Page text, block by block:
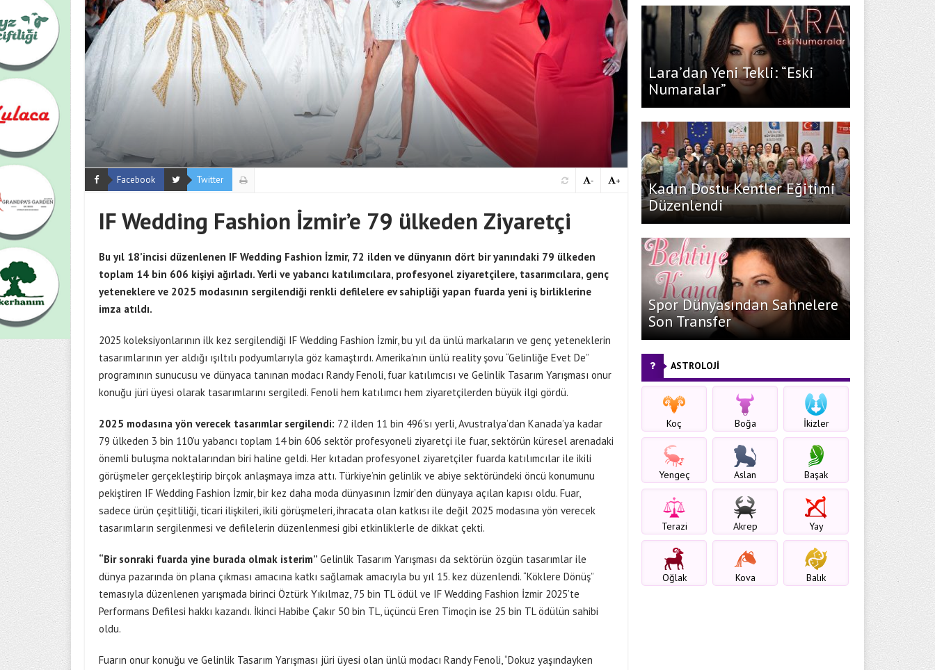
Facebook Twitter +
-
IF Wedding Fashion İzmir’e 79 ülkeden Ziyaretçi
Bu yıl 18’incisi düzenlenen IF Wedding Fashion İzmir, 72 ilden ve dünyanın dört bir yanındaki 79 ülkeden
toplam 14 bin 606 kişiyi ağırladı. Yerli ve yabancı katılımcılara, profesyonel ziyaretçilere, tasarımcılara, genç
yeteneklere ve 2025 modasının sergilendiği renkli defilelere ev sahipliği yapan fuarda yeni iş birliklerine
imza atıldı.
2025 koleksiyonlarının ilk kez sergilendiği IF Wedding Fashion İzmir, bu yıl da ünlü markaların ve genç yeteneklerin
tasarımlarının yer aldığı ışıltılı podyumlarıyla göz kamaştırdı. Amerika’nın ünlü reality şovu “Gelinliğe Evet De”
programının sunucusu ve dünyaca tanınan modacı Randy Fenoli, fuar katılımcısı ve Gelinlik Tasarım Yarışması onur
konuğu jüri üyesi olarak tasarımlarını sergiledi. Fenoli hem katılımcı hem ziyaretçilerden büyük ilgi gördü.
2025 modasına yön verecek tasarımlar sergilendi: 72 ilden 11 bin 496’sı yerli, Avustralya’dan Kanada’ya kadar
79 ülkeden 3 bin 110’u yabancı toplam 14 bin 606 sektör profesyoneli ziyaretçi ile fuar, sektörün küresel arenadaki
önemli buluşma noktalarından biri haline geldi. Her kıtadan profesyonel ziyaretçiler fuarda katılımcılar ile ikili
görüşmeler gerçekleştirip birçok anlaşmaya imza attı. Türkiye’nin gelinlik ve abiye sektöründeki öncü konumunu
pekiştiren IF Wedding Fashion İzmir, bir kez daha moda dünyasının İzmir’den dünyaya açılan kapısı oldu. Fuar,
sadece ürün çeşitliliği, ticari ilişkileri, ikili görüşmeleri, ihracata olan katkısı ile değil 2025 modasına yön verecek
tasarımların sergilenmesi ve defilelerin düzenlenmesi gibi etkinliklerle de dikkat çekti.
“Bir sonraki fuarda yine burada olmak isterim” Gelinlik Tasarım Yarışması da sektörün özgün tasarımlar ile
dünya pazarında ön plana çıkması amacına katkı sağlamak amacıyla bu yıl 15. kez düzenlendi. “Köklere Dönüş”
temasıyla düzenlenen yarışmada birinci Öztürk Yıkılmaz, 75 bin TL ödül ve IF Wedding Fashion İzmir 2025’te
Performans Defilesi hakkı kazandı. İkinci Habibe Çakır 50 bin TL, üçüncü Eren Timoçin ise 25 bin TL ödülün sahibi
oldu.
Fuarın onur konuğu ve Gelinlik Tasarım Yarışması jüri üyesi olan ünlü modacı Randy Fenoli, “Dokuz yaşındayken
Lara’dan Yeni Tekli: “Eski
Numaralar”
Kadın Dostu Kentler Eğitimi
Düzenlendi
Spor Dünyasından Sahnelere
Son Transfer
ASTROLOJİ
Koç Boğa İkizler
Yengeç Aslan Başak
Terazi Akrep Yay
Oğlak Kova Balık